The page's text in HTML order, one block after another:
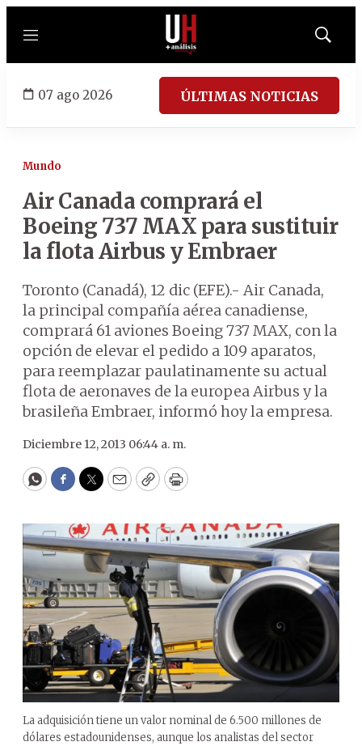
Menú
Mostrar
07 ago 2026 ÚLTIMAS NOTICIAS
Mundo
Air Canada comprará el
Boeing 737 MAX para sustituir
la flota Airbus y Embraer
Toronto (Canadá), 12 dic (EFE).- Air Canada,
la principal compañía aérea canadiense,
comprará 61 aviones Boeing 737 MAX, con la
opción de elevar el pedido a 109 aparatos,
para reemplazar paulatinamente su actual
flota de aeronaves de la europea Airbus y la
brasileña Embraer, informó hoy la empresa.
Diciembre 12, 2013 06:44 a. m.
WhatsApp
Facebook
Twitter
EmailCopyPrint
La adquisición tiene un valor nominal de 6.500 millones de
dólares estadounidenses, aunque los analistas del sector